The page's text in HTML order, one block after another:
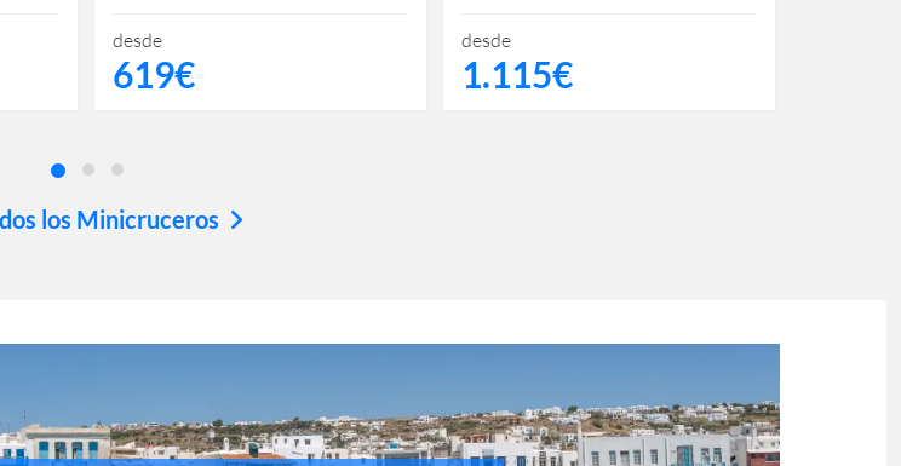
desde
619€
desde
1.115€
los Minicruceros